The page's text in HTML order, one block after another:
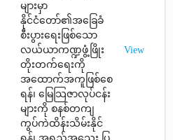
များမှာ
နိုင်ငံတော်၏အခြေခံ
စီးပွားရေးဖြစ်သော
လယ်ယာကဏ္ဍဖွံ့ဖြိုး
တိုးတက်ရေးကို
အထောက်အကူဖြစ်စေ
ရန်၊ မြေသြဇာလုပ်ငန်း
များကို စနစ်တကျ
ကွပ်ကဲထိန်းသိမ်းနိုင်
View